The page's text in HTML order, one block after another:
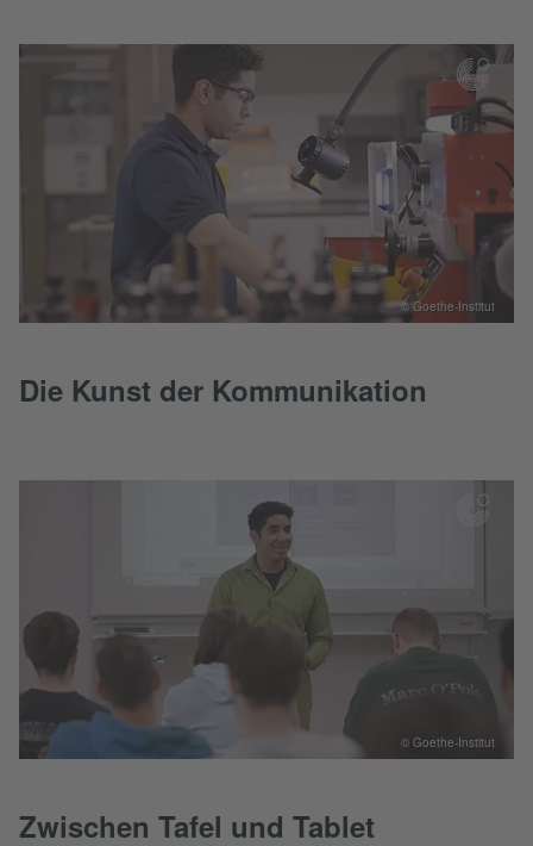
Die Kunst der Kommunikation
© Goethe-Institut
Zwischen Tafel und Tablet
© Goethe-Institut